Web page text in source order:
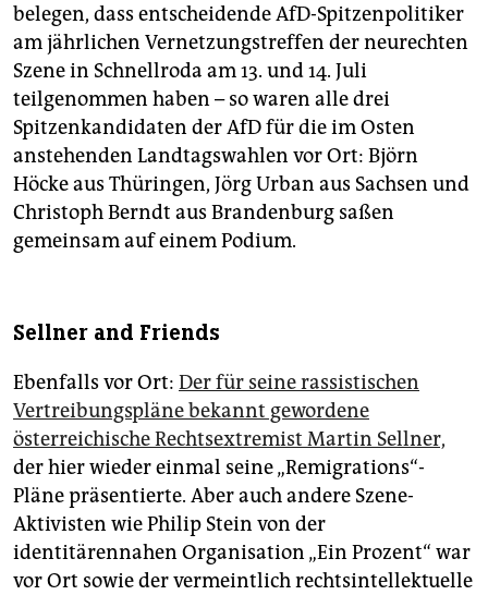
belegen, dass entscheidende AfD-Spitzenpolitiker
am jährlichen Vernetzungstreffen der neurechten
Szene in Schnellroda am 13. und 14. Juli
teilgenommen haben – so waren alle drei
Spitzenkandidaten der AfD für die im Osten
anstehenden Landtagswahlen vor Ort: Björn
Höcke aus Thüringen, Jörg Urban aus Sachsen und
Christoph Berndt aus Brandenburg saßen
gemeinsam auf einem Podium.
Sellner and Friends
Ebenfalls vor Ort: Der für seine rassistischen
Vertreibungspläne bekannt gewordene
österreichische Rechtsextremist Martin Sellner,
der hier wieder einmal seine „Remigrations“-
Pläne präsentierte. Aber auch andere Szene-
Aktivisten wie Philip Stein von der
identitärennahen Organisation „Ein Prozent“ war
vor Ort sowie der vermeintlich rechtsintellektuelle